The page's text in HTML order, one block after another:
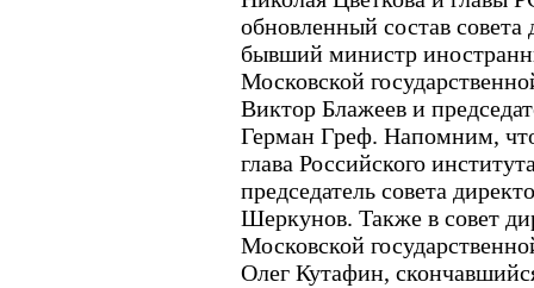
обновленный состав
бывший министр
Московской
Виктор Блажеев и
Герман Греф. Напомним,
глава Российского
председатель совета
Шеркунов. Также в совет
Московской
Олег Кутафин,